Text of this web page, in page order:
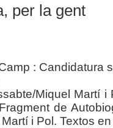
per la gent
: Candidatura
Miquel Martí
de
i Pol. Textos